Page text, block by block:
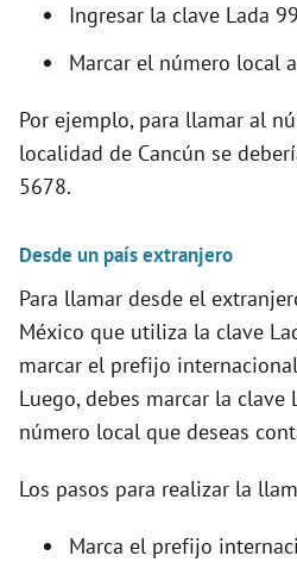
Ingresar la clave Lada
Marcar el número local
Por ejemplo, para llamar al
localidad de Cancún se
5678.
Desde un país extranjero
Para llamar desde el
México que utiliza la clave
marcar el prefijo
Luego, debes marcar la
número local que deseas
Los pasos para realizar la
Marca el prefijo